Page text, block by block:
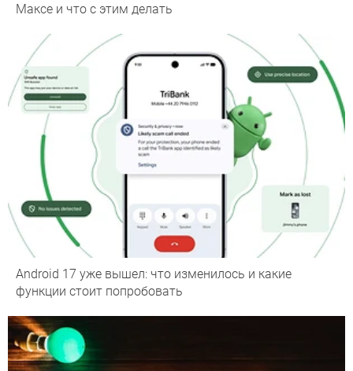
Максе и что с этим делать
Android 17 уже вышел: что изменилось и какие
функции стоит попробовать